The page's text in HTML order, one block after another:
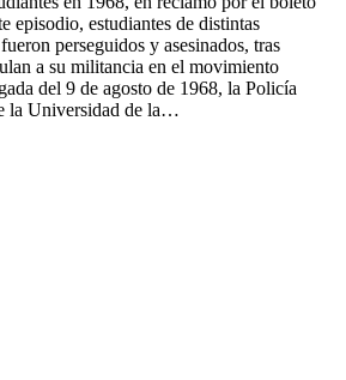
episodio, estudiantes de distintas
perseguidos y asesinados, tras
a su militancia en el movimiento
del 9 de agosto de 1968, la Policía
la Universidad de la…